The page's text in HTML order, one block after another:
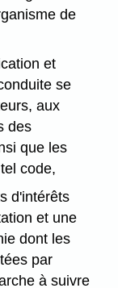
de
et
se
aux
des
que les
code,
d'intérêts
et une
dont les
par
à suivre